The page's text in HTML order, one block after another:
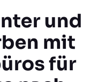
und
mit
für